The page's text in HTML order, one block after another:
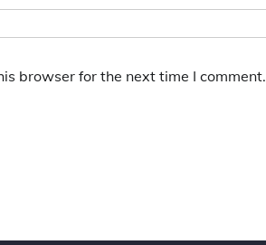
browser for the next time I comment.